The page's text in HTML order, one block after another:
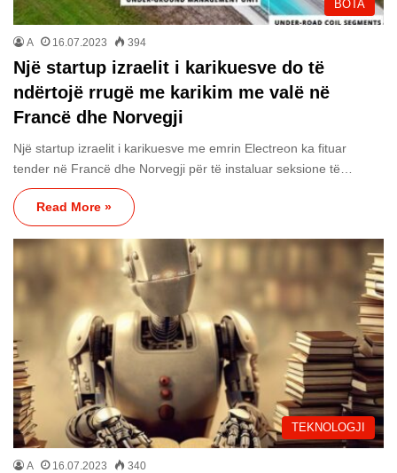
BOTA
A 16.07.2023 394
Një startup izraelit i karikuesve do të
ndërtojë rrugë me karikim me valë në
Francë dhe Norvegji
Një startup izraelit i karikuesve me emrin Electreon ka fituar
tender në Francë dhe Norvegji për të instaluar seksione të…
Read More »
TEKNOLOGJI
A 16.07.2023 340